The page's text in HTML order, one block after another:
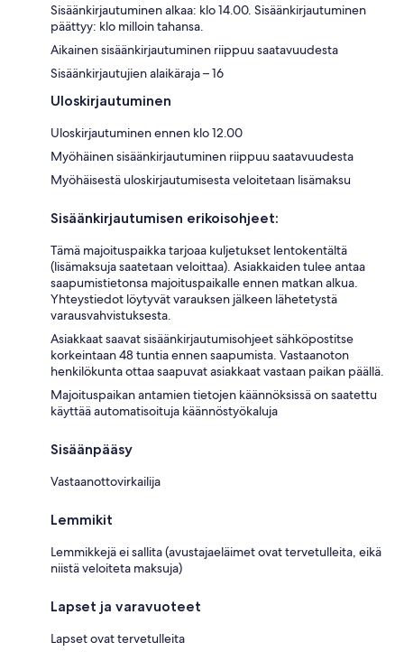
Sisäänkirjautuminen alkaa: klo 14.00. Sisäänkirjautuminen
päättyy: klo milloin tahansa.
Aikainen sisäänkirjautuminen riippuu saatavuudesta
Sisäänkirjautujien alaikäraja – 16
Uloskirjautuminen
Uloskirjautuminen ennen klo 12.00
Myöhäinen sisäänkirjautuminen riippuu saatavuudesta
Myöhäisestä uloskirjautumisesta veloitetaan lisämaksu
Sisäänkirjautumisen erikoisohjeet:
Tämä majoituspaikka tarjoaa kuljetukset lentokentältä
(lisämaksuja saatetaan veloittaa). Asiakkaiden tulee antaa
saapumistietonsa majoituspaikalle ennen matkan alkua.
Yhteystiedot löytyvät varauksen jälkeen lähetetystä
varausvahvistuksesta.
Asiakkaat saavat sisäänkirjautumisohjeet sähköpostitse
korkeintaan 48 tuntia ennen saapumista. Vastaanoton
henkilökunta ottaa saapuvat asiakkaat vastaan paikan päällä.
Majoituspaikan antamien tietojen käännöksissä on saatettu
käyttää automatisoituja käännöstyökaluja
Sisäänpääsy
Vastaanottovirkailija
Lemmikit
Lemmikkejä ei sallita (avustajaeläimet ovat tervetulleita, eikä
niistä veloiteta maksuja)
Lapset ja varavuoteet
Lapset ovat tervetulleita